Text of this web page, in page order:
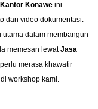
Konawe ini
dan video dokumentasi.
dalam membangun
memesan lewatJasa
merasa khawatir
workshop kami.